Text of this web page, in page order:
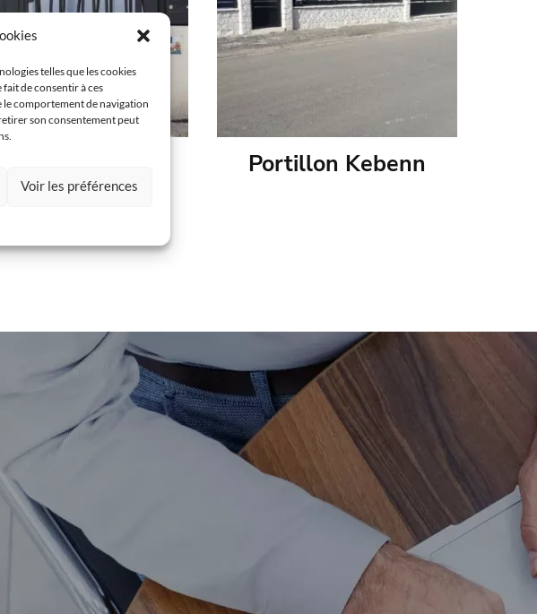
telles que les cookies
de consentir à ces
le comportement de navigation
son consentement peut
Voir les préférences
Portillon Kebenn